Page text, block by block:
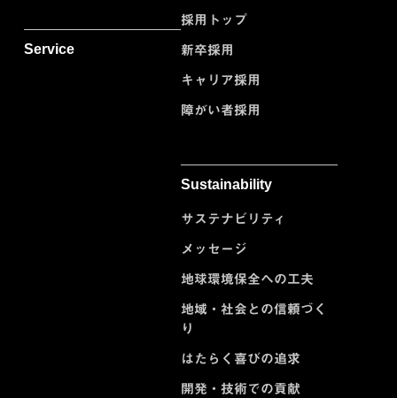
Service
採用トップ
新卒採用
キャリア採用
障がい者採用
Sustainability
サステナビリティ
メッセージ
地球環境保全への工夫
地域・社会との信頼づく
り
はたらく喜びの追求
開発・技術での貢献